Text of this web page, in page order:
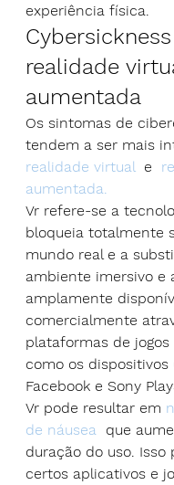
experiência física.
realidade
aumentada
Os sintomas de
tendem a ser mais
realidade virtual
  e
aumentada.
Vr refere-se a
bloqueia totalmente
mundo real e a
ambiente imersivo e
amplamente
comercialmente
plataformas de jogos
como os dispositivos
Facebook e Sony
Vr pode resultar em
de náusea
que
duração do uso. Isso
certos aplicativos e